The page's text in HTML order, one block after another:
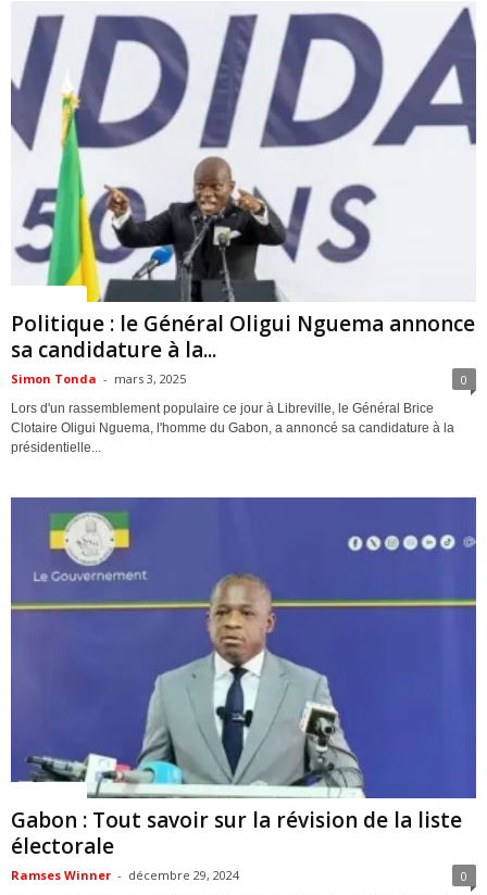
Politique : le Général Oligui Nguema annonce
sa candidature à la...
Simon Tonda - mars 3, 2025 0
Lors d'un rassemblement populaire ce jour à Libreville, le Général Brice
Clotaire Oligui Nguema, l'homme du Gabon, a annoncé sa candidature à la
présidentielle...
Gabon : Tout savoir sur la révision de la liste
électorale
Ramses Winner - décembre 29, 2024 0